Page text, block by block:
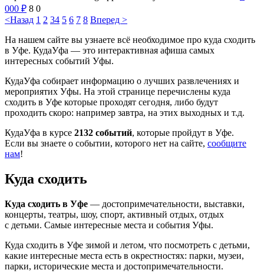
000 ₽ 8 0
<Назад 1 2 34 5 6 7 8 Вперед >
На нашем сайте вы узнаете всё необходимое про куда сходить
в Уфе. КудаУфа — это интерактивная афиша самых
интересных событий Уфы.
КудаУфа собирает информацию о лучших развлечениях и
мероприятих Уфы. На этой странице перечислены куда
сходить в Уфе которые проходят сегодня, либо будут
проходить скоро: например завтра, на этих выходных и т.д.
КудаУфа в курсе 2132 событий, которые пройдут в Уфе.
Если вы знаете о событии, которого нет на сайте, сообщите
нам!
Куда сходить
Куда сходить в Уфе — достопримечательности, выставки,
концерты, театры, шоу, спорт, активный отдых, отдых
с детьми. Самые интересные места и события Уфы.
Куда сходить в Уфе зимой и летом, что посмотреть с детьми,
какие интересные места есть в окрестностях: парки, музеи,
парки, исторические места и достопримечательности.